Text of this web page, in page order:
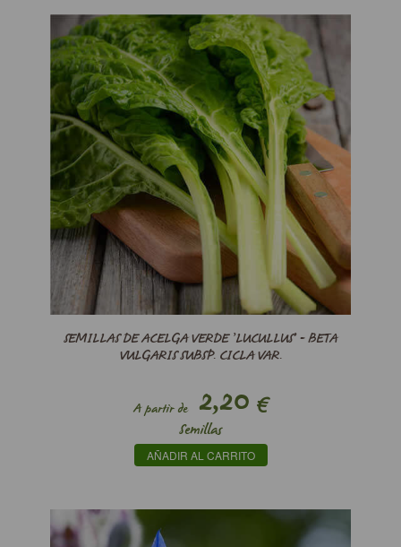
SEMILLAS DE ACELGA VERDE ’LUCULLUS’ - BETA
VULGARIS SUBSP. CICLA VAR.
A partir de2,20 €
Semillas
AÑADIR AL CARRITO